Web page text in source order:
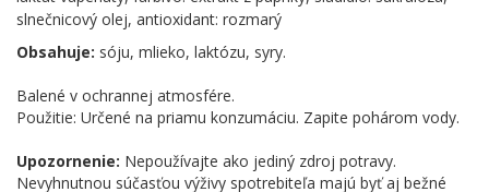
slnečnicový olej, antioxidant: rozmarý
Obsahuje: sóju, mlieko, laktózu, syry.
Balené v ochrannej atmosfére.
Použitie: Určené na priamu konzumáciu. Zapite pohárom vody.
Upozornenie: Nepoužívajte ako jediný zdroj potravy.
Nevyhnutnou súčasťou výživy spotrebiteľa majú byť aj bežné